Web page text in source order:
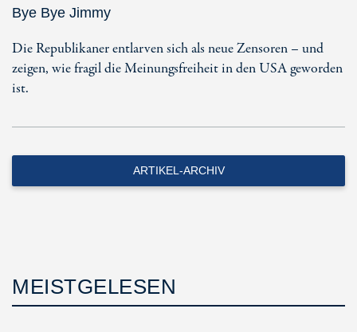
Bye Bye Jimmy
Die Republikaner entlarven sich als neue Zensoren – und
zeigen, wie fragil die Meinungsfreiheit in den USA geworden
ist.
ARTIKEL-ARCHIV
MEISTGELESEN